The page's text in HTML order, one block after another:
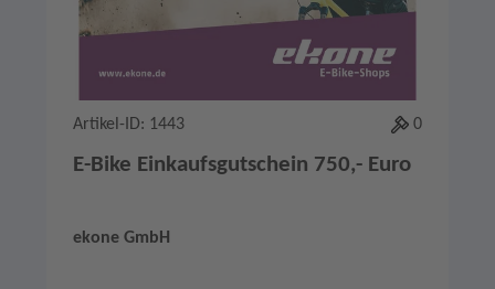
Artikel-ID: 1443 0
E-Bike Einkaufsgutschein 750,- Euro
ekone GmbH